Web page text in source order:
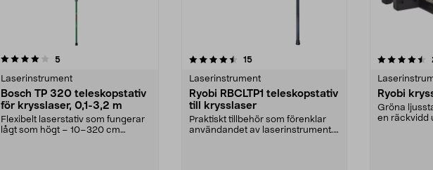
5recensioner
Laserinstrument
Bosch TP 320 teleskopstativ
för krysslaser, 0,1-3,2 m
Flexibelt laserstativ som fungerar
lågt som högt – 10–320 cm
4.5 av 5 stjärnor 15recensioner
Laserinstrument
Ryobi RBCLTP1 teleskopstativ
till krysslaser
Praktiskt tillbehör som förenklar
användandet av laserinstrument.
4.5 av 5 stjärnor
Ryobi
Gröna
en räckvidd